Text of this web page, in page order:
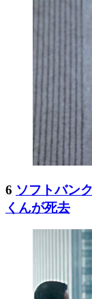
6 ソフトバン
くんが死去